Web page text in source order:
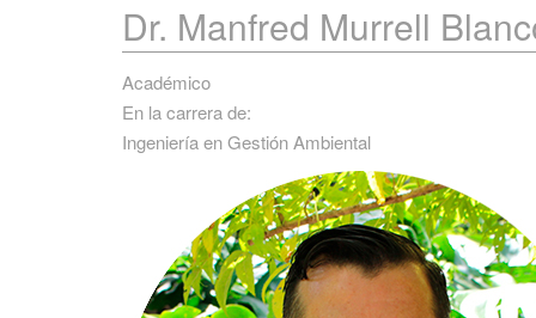
Dr. Manfred Murrell
Académico
En la carrera de:
Ingeniería en Gestión Ambiental